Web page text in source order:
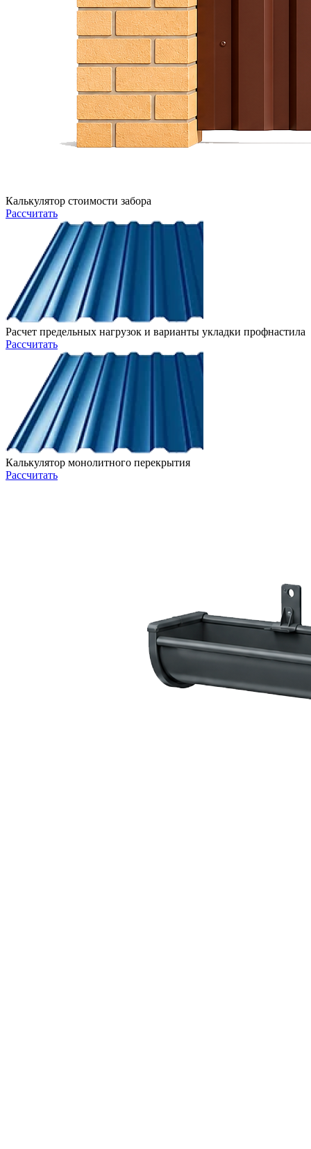
Калькулятор стоимости забора
Рассчитать
Расчет предельных нагрузок и варианты укладки профнастила
Рассчитать
Калькулятор монолитного перекрытия
Рассчитать